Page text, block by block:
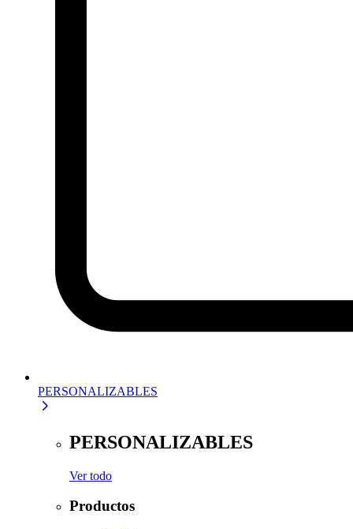
PERSONALIZABLES
PERSONALIZABLES
Ver todo
Productos